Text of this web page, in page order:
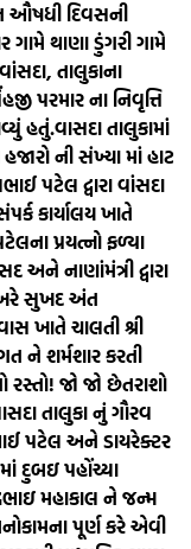
ઔષધી દિવસની
ગામે થાણા ડુંગરી ગામે
વાંસદા, તાલુકાના
પરમાર ના નિવૃત્તિ
હતું.વાસદા તાલુકામાં
ની સંખ્યા માં હાટ
પટેલ દ્વારા વાંસદા
કાર્યાલય ખાતે
પ્રયત્નો ફળ્યા
અને નાણાંમંત્રી દ્વારા
સુખદ અંત
ખાતે ચાલતી શ્રી
ને શર્મશાર કરતી
જો જો છેતરાશો
તાલુકા નું ગૌરવ
પટેલ અને ડાયરેક્ટર
દુબઇ પહોંચ્યા
મહાકાલ ને જન્મ
પૂર્ણ કરે એવી